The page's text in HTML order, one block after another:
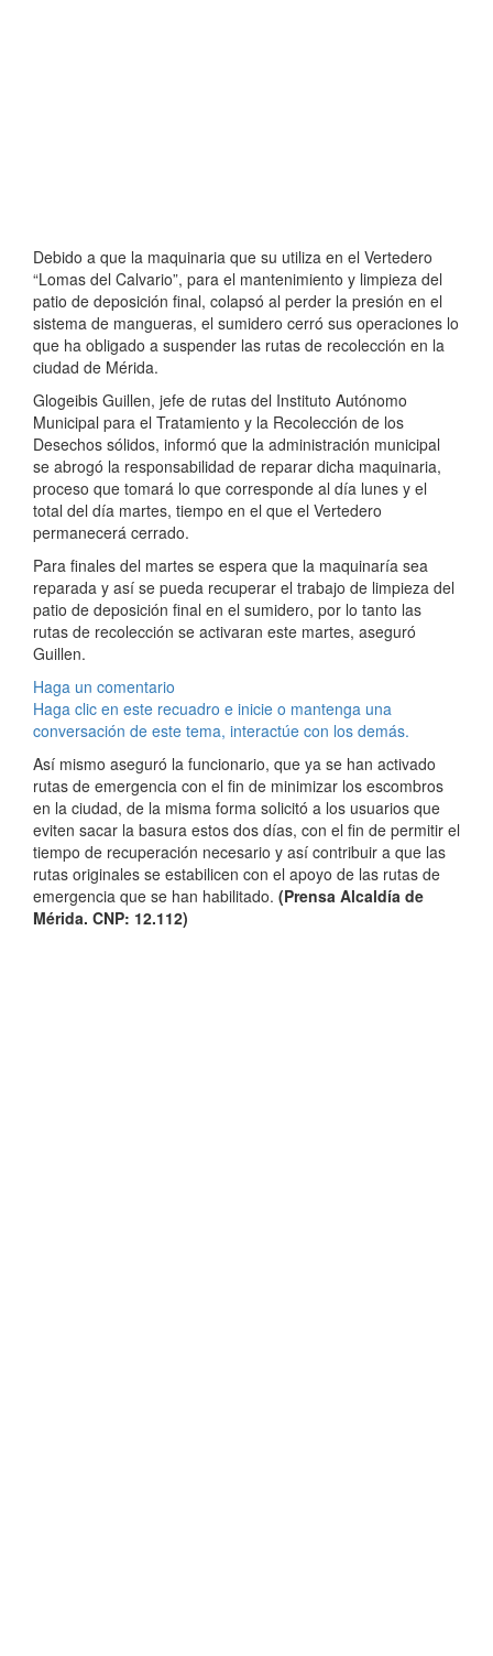
Debido a que la maquinaria que su utiliza en el Vertedero
“Lomas del Calvario”, para el mantenimiento y limpieza del
patio de deposición final, colapsó al perder la presión en el
sistema de mangueras, el sumidero cerró sus operaciones lo
que ha obligado a suspender las rutas de recolección en la
ciudad de Mérida.
Glogeibis Guillen, jefe de rutas del Instituto Autónomo
Municipal para el Tratamiento y la Recolección de los
Desechos sólidos, informó que la administración municipal
se abrogó la responsabilidad de reparar dicha maquinaria,
proceso que tomará lo que corresponde al día lunes y el
total del día martes, tiempo en el que el Vertedero
permanecerá cerrado.
Para finales del martes se espera que la maquinaría sea
reparada y así se pueda recuperar el trabajo de limpieza del
patio de deposición final en el sumidero, por lo tanto las
rutas de recolección se activaran este martes, aseguró
Guillen.
Haga un comentario
Haga clic en este recuadro e inicie o mantenga una
conversación de este tema, interactúe con los demás.
Así mismo aseguró la funcionario, que ya se han activado
rutas de emergencia con el fin de minimizar los escombros
en la ciudad, de la misma forma solicitó a los usuarios que
eviten sacar la basura estos dos días, con el fin de permitir el
tiempo de recuperación necesario y así contribuir a que las
rutas originales se estabilicen con el apoyo de las rutas de
emergencia que se han habilitado. (Prensa Alcaldía de
Mérida. CNP: 12.112)